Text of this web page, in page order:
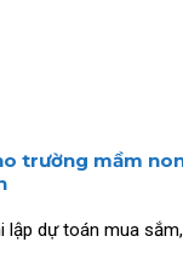
trường mầm
lập dự toán mua